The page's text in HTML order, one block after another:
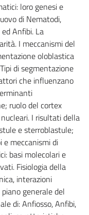
loro genesi e
di Nematodi,
Anfibi. La
I meccanismi del
oloblastica
di segmentazione
che influenzano
ruolo del cortex
I risultati della
e sterroblastule;
e meccanismi di
basi molecolari e
Fisiologia della
interazioni
generale del
di: Anfiosso, Anfibi,